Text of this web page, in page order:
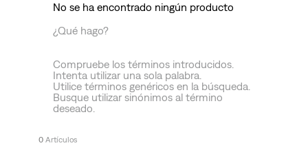
No se ha encontrado ningún producto
¿Qué hago?
Compruebe los términos introducidos.
Intenta utilizar una sola palabra.
Utilice términos genéricos en la búsqueda.
Busque utilizar sinónimos al término
deseado.
0